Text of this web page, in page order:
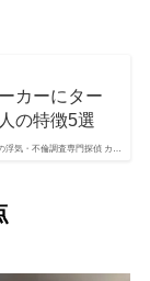
浮気・不倫調査専門探偵 カ…
カーにター
の特徴5選